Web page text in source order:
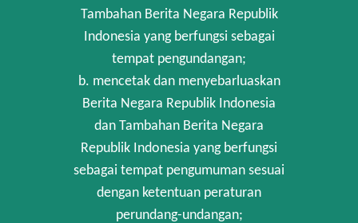
Tambahan Berita Negara Republik
Indonesia yang berfungsi sebagai
tempat pengundangan;
b. mencetak dan menyebarluaskan
Berita Negara Republik Indonesia
dan Tambahan Berita Negara
Republik Indonesia yang berfungsi
sebagai tempat pengumuman sesuai
dengan ketentuan peraturan
perundang-undangan;